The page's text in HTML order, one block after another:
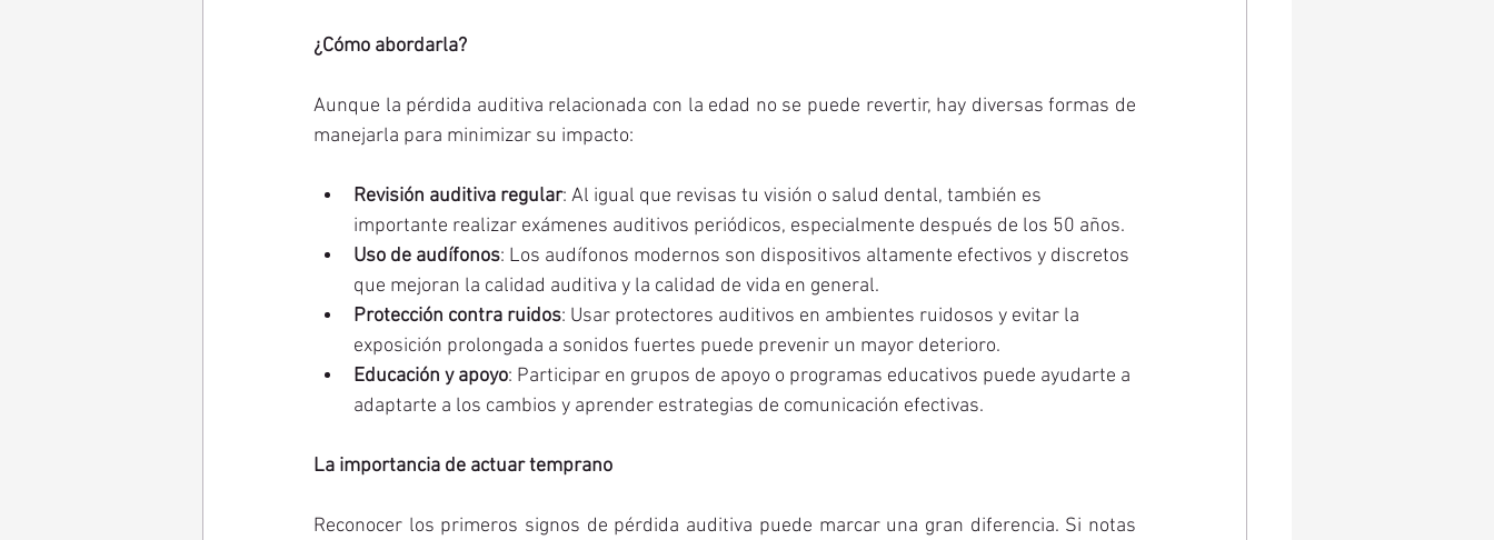
¿Cómo abordarla?
Aunque la pérdida auditiva relacionada con la edad no se puede revertir, hay diversas formas de
manejarla para minimizar su impacto:
Revisión auditiva regular: Al igual que revisas tu visión o salud dental, también es
importante realizar exámenes auditivos periódicos, especialmente después de los 50 años.
Uso de audífonos: Los audífonos modernos son dispositivos altamente efectivos y discretos
que mejoran la calidad auditiva y la calidad de vida en general.
Protección contra ruidos: Usar protectores auditivos en ambientes ruidosos y evitar la
exposición prolongada a sonidos fuertes puede prevenir un mayor deterioro.
Educación y apoyo: Participar en grupos de apoyo o programas educativos puede ayudarte a
adaptarte a los cambios y aprender estrategias de comunicación efectivas.
La importancia de actuar temprano
Reconocer los primeros signos de pérdida auditiva puede marcar una gran diferencia. Si notas